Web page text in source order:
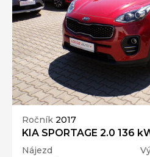
Ročník 2017
KIA SPORTAGE 2.0 136
Nájezd